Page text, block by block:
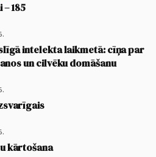
185
intelekta laikmetā: cīņa par
un cilvēku domāšanu
kārtošana